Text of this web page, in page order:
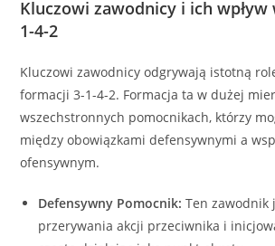
Kluczowi zawodnicy i ich wpływ
1-4-2
Kluczowi zawodnicy odgrywają istotną
formacji 3-1-4-2. Formacja ta w dużej
wszechstronnych pomocnikach, którzy
między obowiązkami defensywnymi a
ofensywnym.
Defensywny Pomocnik: Ten zawodnik
przerywania akcji przeciwnika i